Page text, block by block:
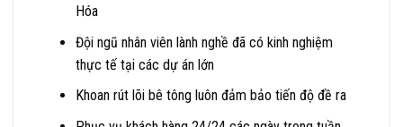
Hóa
Đội ngũ nhân viên lành nghề đã có kinh nghiệm
thực tế tại các dự án lớn
Khoan rút lõi bê tông luôn đảm bảo tiến độ đề ra